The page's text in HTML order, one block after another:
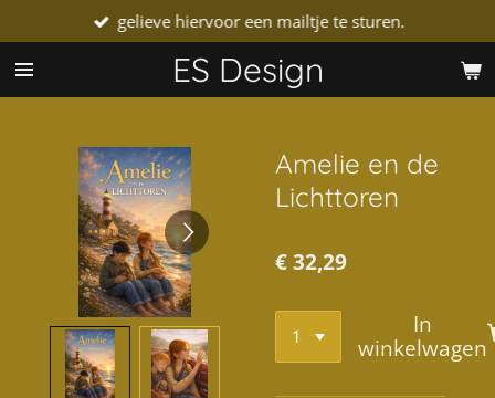
direct
naar
de
ES Design
gelieve hiervoor een mailtje te sturen.
Amelie en de
Lichttoren
€ 32,29
In
winkelwagen